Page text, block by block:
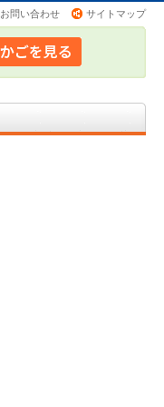
お問い合わせ サイトマップ